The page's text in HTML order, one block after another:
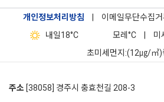
개인정보처리방침 이메일무단수집
내일18°C 모레 °C 미
초미세먼지:(12㎍/㎥)
주소 [38058] 경주시 충효천길 208-3